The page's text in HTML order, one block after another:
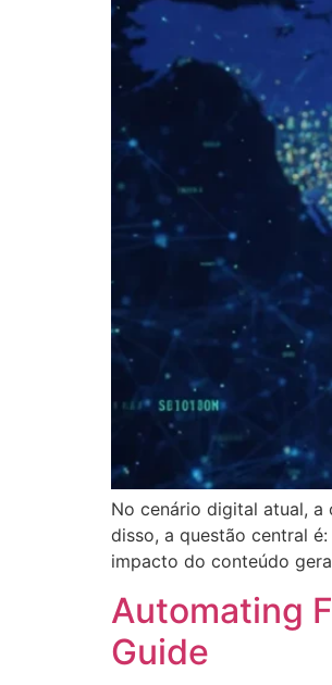
No cenário digital atual, a
disso, a questão central
impacto do conteúdo
Automating
Guide